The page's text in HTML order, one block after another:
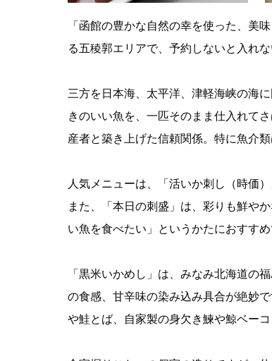
「函館の豊かな自然の幸を使った、美
る五稜郭エリアで、予約しないと入れな
三方を日本海、太平洋、津軽海峡の海
きのいい魚を、一匹そのまま仕入れて
産者と築き上げた信頼関係。特に魚介
人気メニューは、「活いか刺し（時価
また、「本日の刺盛」は、彩りも鮮や
い魚を食べたい」というかたにおすすめ
「黒米いかめし」は、みなみ北海道の
の食感、甘辛味の染み込み具合が絶妙
や鮭とば、自家製の身欠き鰊や鯨ベー